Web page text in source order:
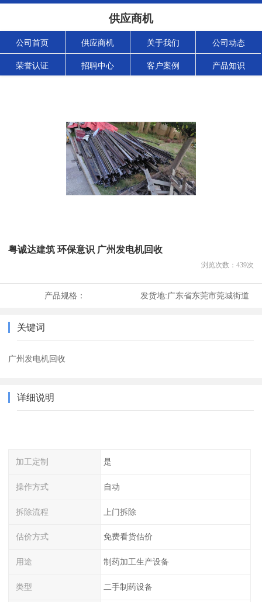
供应商机
公司首页 供应商机 关于我们 公司动态
荣誉认证 招聘中心 客户案例 产品知识
粤诚达建筑 环保意识 广州发电机回收
浏览次数： 439次
产品规格： 发货地:广东省东莞市莞城街道
关键词
广州发电机回收
详细说明
加工定制 是
操作方式 自动
拆除流程 上门拆除
估价方式 免费看货估价
用途 制药加工生产设备
类型 二手制药设备